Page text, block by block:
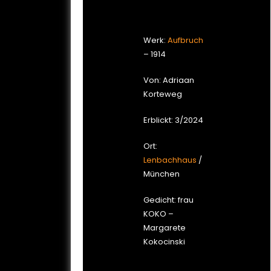
Werk: Aufbruch
– 1914
Von: Adriaan
Korteweg
Erblickt: 3/2024
Ort:
Lenbachhaus /
München
Gedicht: frau
KOKO –
Margarete
Kokocinski